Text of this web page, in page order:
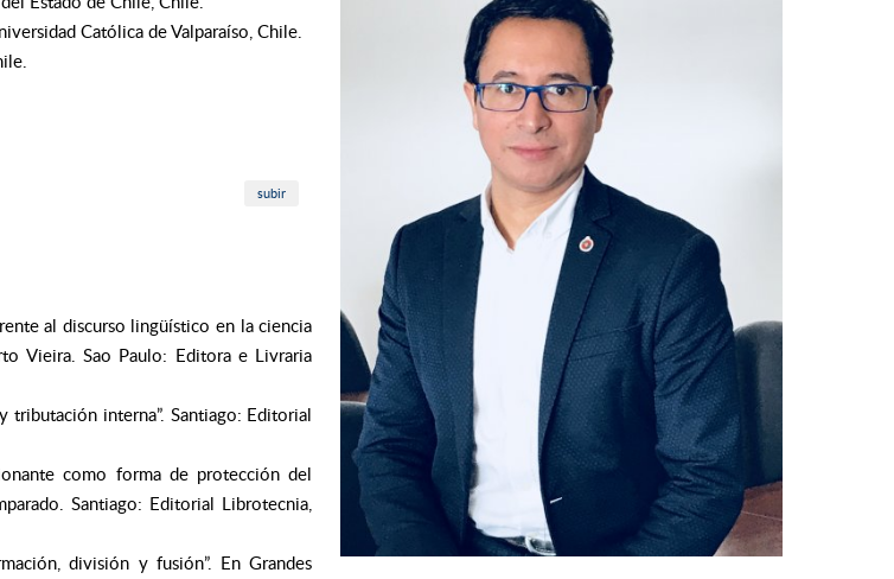
Católica de Valparaíso, Chile.
subir
al discurso lingüístico en la ciencia
Vieira. Sao Paulo: Editora e Livraria
tributación interna”. Santiago: Editorial
como forma de protección del
Santiago: Editorial Librotecnia,
división y fusión”. En Grandes